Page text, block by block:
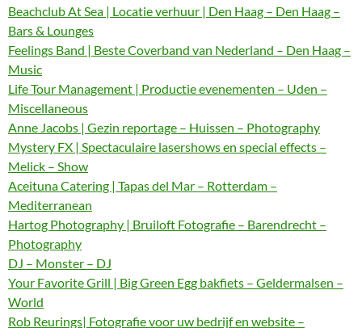
Beachclub At Sea | Locatie verhuur | Den Haag – Den Haag –
Bars & Lounges
Feelings Band | Beste Coverband van Nederland – Den Haag –
Music
Life Tour Management | Productie evenementen – Uden –
Miscellaneous
Anne Jacobs | Gezin reportage – Huissen – Photography
Mystery FX | Spectaculaire lasershows en special effects –
Melick – Show
Aceituna Catering | Tapas del Mar – Rotterdam –
Mediterranean
Hartog Photography | Bruiloft Fotografie – Barendrecht –
Photography
DJ – Monster – DJ
Your Favorite Grill | Big Green Egg bakfiets – Geldermalsen –
World
Rob Reurings| Fotografie voor uw bedrijf en website –